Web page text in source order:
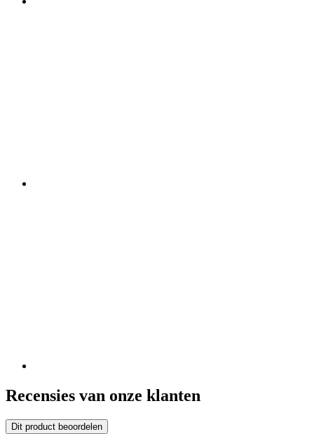
Recensies van onze klanten
Dit product beoordelen